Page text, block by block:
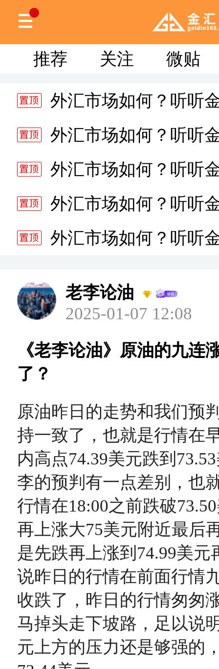
推荐 关注 微贴
外汇市场如何？听听
分析师静雅老师的分
外汇市场如何？听听
分析师静雅老师的分
外汇市场如何？听听
分析师静雅老师的分
外汇市场如何？听听
分析师静雅老师的分
外汇市场如何？听听
老李论油
2025-01-07 12:08
《老李论油》原油的九连
了？
原油昨日的走势和我们预
持一致了，也就是行情在
内高点74.39美元跌到
李的预判有一点差别，也
行情在18:00之前跌破
再上涨大75美元附近最后
是先跌再上涨到74.99美
说昨日的行情在前面行情
收跌了，昨日的行情匆匆
马掉头走下坡路，足以说
元上方的压力还是够强的